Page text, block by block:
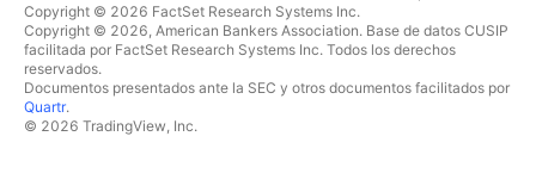
Copyright © 2026 FactSet Research Systems Inc.
Copyright © 2026, American Bankers Association. Base de datos CUSIP
facilitada por FactSet Research Systems Inc. Todos los derechos
reservados.
Documentos presentados ante la SEC y otros documentos facilitados por
Quartr.
© 2026 TradingView, Inc.